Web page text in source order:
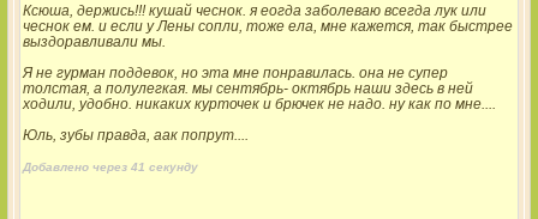
Ксюша, держись!!! кушай чеснок. я еогда заболеваю всегда лук или
чеснок ем. и если у Лены сопли, тоже ела, мне кажется, так быстрее
выздоравливали мы.
Я не гурман поддевок, но эта мне понравилась. она не супер
толстая, а полулегкая. мы сентябрь- октябрь наши здесь в ней
ходили, удобно. никаких курточек и брючек не надо. ну как по мне....
Юль, зубы правда, аак попрут....
Добавлено через 41 секунду